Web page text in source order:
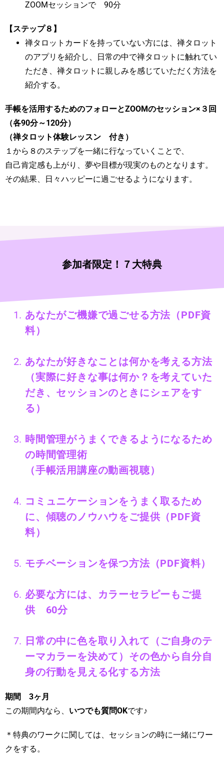
ZOOMセッションで 90分
【ステップ８】
禅タロットカードを持っていない方には、禅タロット
のアプリを紹介し、日常の中で禅タロットに触れてい
ただき、禅タロットに親しみを感じていただく方法を
紹介する。
手帳を活用するためのフォローとZOOMのセッション×３回
（各90分～120分）
（禅タロット体験レッスン 付き）
１から８のステップを一緒に行なっていくことで、
自己肯定感も上がり、夢や目標が現実のものとなります。
その結果、日々ハッピーに過ごせるようになります。
参加者限定！７大特典
あなたがご機嫌で過ごせる方法（PDF資
料）
あなたが好きなことは何かを考える方法
（実際に好きな事は何か？を考えていた
だき、セッションのときにシェアをす
る）
時間管理がうまくできるようになるため
の時間管理術
（手帳活用講座の動画視聴）
コミュニケーションをうまく取るため
に、傾聴のノウハウをご提供（PDF資
料）
モチベーションを保つ方法（PDF資料）
必要な方には、カラーセラピーもご提
供 60分
日常の中に色を取り入れて（ご自身のテ
ーマカラーを決めて）その色から自分自
身の行動を見える化する方法
期間 3ヶ月
この期間内なら、 いつでも質問OKです♪
＊特典のワークに関しては、セッションの時に一緒にワー
クをする。